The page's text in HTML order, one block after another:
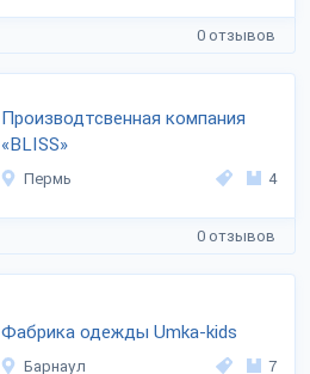
0 отзывов
Производтсвенная компания
«BLISS»
Пермь 4
0 отзывов
Фабрика одежды Umka-kids
Барнаул 7